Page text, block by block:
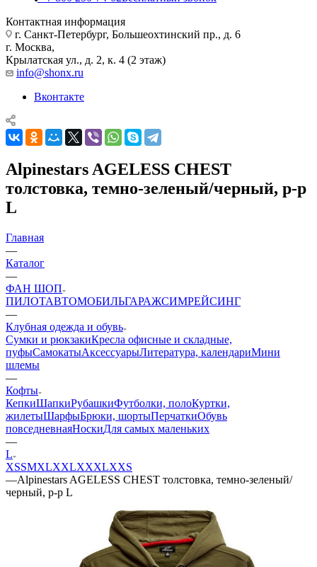
Контактная информация
г. Санкт-Петербург, Большеохтинский пр., д. 6
г. Москва,
Крылатская ул., д. 2, к. 4 (2 этаж)
info@shonx.ru
Вконтакте
Alpinestars AGELESS CHEST
толстовка, темно-зеленый/черный, р-р
L
Главная
—
Каталог
—
ФАН ШОП
ПИЛОТАВТОМОБИЛЬГАРАЖСИМРЕЙСИНГ
—
Клубная одежда и обувь
Сумки и рюкзакиКресла офисные и складные,
пуфыСамокатыАксессуарыЛитература, календариМини
шлемы
—
Кофты
КепкиШапкиРубашкиФутболки, полоКуртки,
жилетыШарфыБрюки, шортыПерчаткиОбувь
повседневнаяНоскиДля самых маленьких
—
L
XSSMXLXXLXXXLXXS
—Alpinestars AGELESS CHEST толстовка, темно-зеленый/
черный, р-р L